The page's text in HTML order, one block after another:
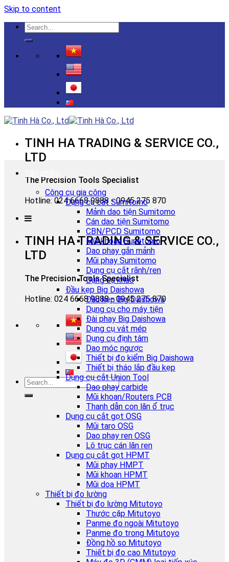
Skip to content
TINH HA TRADING & SERVICE CO.,
LTD
The Precision Tools Specialist
Hotline: 024 6668 9888 - 0945 275 870
TINH HA TRADING & SERVICE CO.,
LTD
The Precision Tools Specialist
Hotline: 024 6668 9888 - 0945 275 870
Công cụ gia công
Dụng cụ cắt Sumitomo
Mảnh dao tiện Sumitomo
Cán dao tiện Sumitomo
CBN/PCD Sumitomo
Mũi khoan Sumitomo
Dao phay gắn mảnh
Mũi phay Sumitomo
Dụng cụ cắt rãnh/ren
Dụng cụ khác
Đầu kẹp Big Daishowa
Đầu kẹp Big Daishowa
Dụng cụ cho máy tiện
Đài phay Big Daishowa
Dụng cụ vát mép
Dụng cụ định tâm
Dao móc ngược
Thiết bị đo kiểm Big Daishowa
Thiết bị tháo lắp đầu kẹp
Dụng cụ cắt Union Tool
Dao phay carbide
Mũi khoan/Routers PCB
Thanh dẫn con lăn ổ trục
Dụng cụ cắt gọt OSG
Mũi taro OSG
Dao phay ren OSG
Lô trục cán lăn ren
Dụng cụ cắt gọt HPMT
Mũi phay HMPT
Mũi khoan HPMT
Mũi doa HPMT
Thiết bị đo lường
Thiết bị đo lường Mitutoyo
Thước cặp Mitutoyo
Panme đo ngoài Mitutoyo
Panme đo trong Mitutoyo
Đồng hồ so Mitutoyo
Thiết bị đo cao Mitutoyo